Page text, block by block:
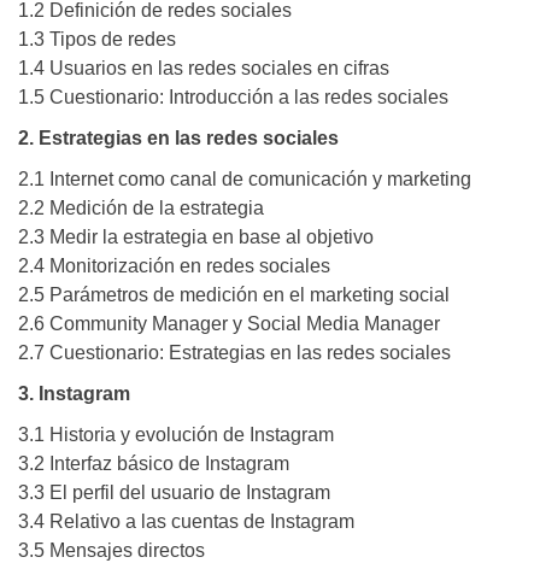
1.2 Definición de redes sociales
1.3 Tipos de redes
1.4 Usuarios en las redes sociales en cifras
1.5 Cuestionario: Introducción a las redes sociales
2. Estrategias en las redes sociales
2.1 Internet como canal de comunicación y marketing
2.2 Medición de la estrategia
2.3 Medir la estrategia en base al objetivo
2.4 Monitorización en redes sociales
2.5 Parámetros de medición en el marketing social
2.6 Community Manager y Social Media Manager
2.7 Cuestionario: Estrategias en las redes sociales
3. Instagram
3.1 Historia y evolución de Instagram
3.2 Interfaz básico de Instagram
3.3 El perfil del usuario de Instagram
3.4 Relativo a las cuentas de Instagram
3.5 Mensajes directos